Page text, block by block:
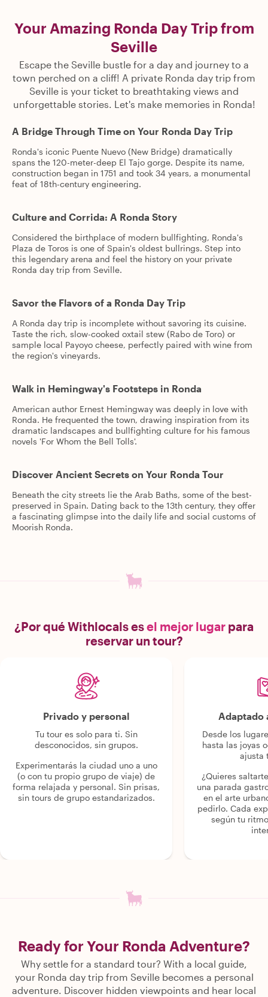
Your Amazing Ronda Day Trip from
Seville
Escape the Seville bustle for a day and journey to a
town perched on a cliff! A private Ronda day trip from
Seville is your ticket to breathtaking views and
unforgettable stories. Let's make memories in Ronda!
A Bridge Through Time on Your Ronda Day Trip
Ronda's iconic Puente Nuevo (New Bridge) dramatically
spans the 120-meter-deep El Tajo gorge. Despite its name,
construction began in 1751 and took 34 years, a monumental
feat of 18th-century engineering.
Culture and Corrida: A Ronda Story
Considered the birthplace of modern bullfighting, Ronda's
Plaza de Toros is one of Spain's oldest bullrings. Step into
this legendary arena and feel the history on your private
Ronda day trip from Seville.
Savor the Flavors of a Ronda Day Trip
A Ronda day trip is incomplete without savoring its cuisine.
Taste the rich, slow-cooked oxtail stew (Rabo de Toro) or
sample local Payoyo cheese, perfectly paired with wine from
the region's vineyards.
Walk in Hemingway's Footsteps in Ronda
American author Ernest Hemingway was deeply in love with
Ronda. He frequented the town, drawing inspiration from its
dramatic landscapes and bullfighting culture for his famous
novels 'For Whom the Bell Tolls'.
Discover Ancient Secrets on Your Ronda Tour
Beneath the city streets lie the Arab Baths, some of the best-
preserved in Spain. Dating back to the 13th century, they offer
a fascinating glimpse into the daily life and social customs of
Moorish Ronda.
¿Por qué Withlocals esel mejor lugar para
reservar un tour?
Privado y personal
Tu tour es solo para ti. Sin
desconocidos, sin grupos.
Experimentarás la ciudad uno a uno
(o con tu propio grupo de viaje) de
forma relajada y personal. Sin prisas,
sin tours de grupo estandarizados.
Adaptado
Desde los
hasta las joyas
ajusta
¿Quieres
una parada
en el arte
pedirlo. Cada
según tu
Ready for Your Ronda Adventure?
Why settle for a standard tour? With a local guide,
your Ronda day trip from Seville becomes a personal
adventure. Discover hidden viewpoints and hear local